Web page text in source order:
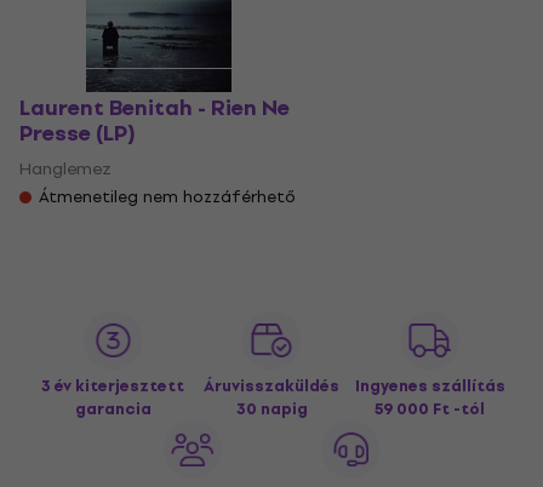
Laurent Benitah - Rien Ne
Presse (LP)
Hanglemez
Átmenetileg nem hozzáférhető
3 év kiterjesztett
garancia
Áruvisszaküldés
30 napig
Ingyenes szállítás
59 000 Ft -tól